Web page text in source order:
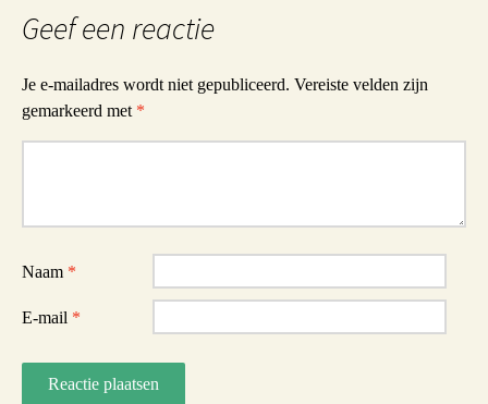
Geef een reactie
Je e-mailadres wordt niet gepubliceerd. Vereiste velden zijn
gemarkeerd met *
Naam *
E-mail *